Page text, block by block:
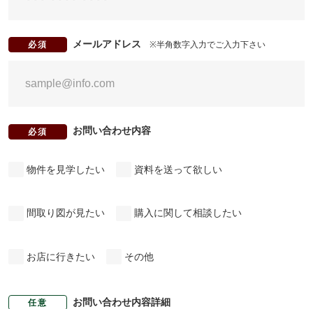
必須 メールアドレス ※半角数字入力でご入力下さい
必須 お問い合わせ内容
物件を見学したい 資料を送って欲しい
間取り図が見たい 購入に関して相談したい
お店に行きたい その他
任意 お問い合わせ内容詳細